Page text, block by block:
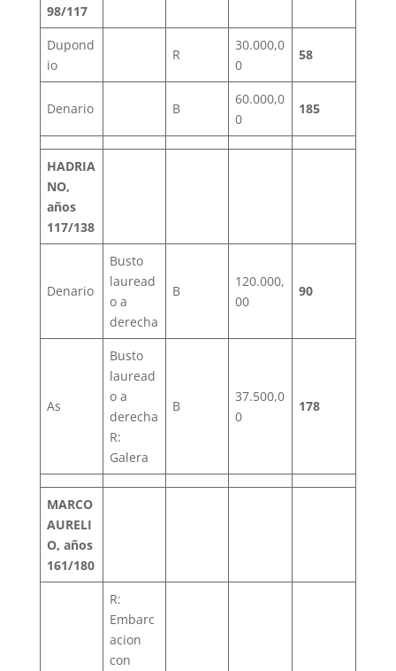
98/117
Dupond
io
R
30.000,0
0
58
Denario B
60.000,0
0
185
HADRIA
NO,
años
117/138
Denario
Busto
lauread
o a
derecha
B
120.000,
00
90
As
Busto
lauread
o a
derecha
R:
Galera
B
37.500,0
0
178
MARCO
AURELI
O, años
161/180
R:
Embarc
acion
con